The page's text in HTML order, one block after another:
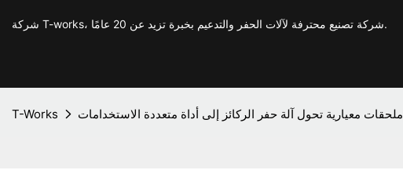
شركة T-works، شركة تصنيع محترفة لآلات الحفر والتدعيم بخبرة تزيد عن 20 عامًا.
T-Works ملحقات معيارية تحول آلة حفر الركائز إلى أداة متعددة الاستخدامات